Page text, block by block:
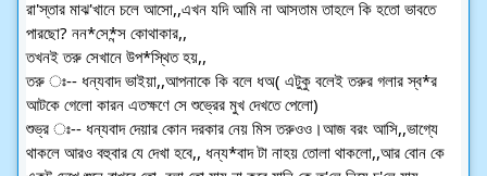
রা'স্তার মাঝ'খানে চলে আসো,,এখন যদি আমি না আসতাম তাহলে কি হতো ভাবতে
পারছো? নন*সে*ন্স কোথাকার,,
তখনই তরু সেখানে উপ*স্থিত হয়,,
তরু ঃ-- ধন্যবাদ ভাইয়া,,আপনাকে কি বলে ধঅ( এটুকু বলেই তরুর গলার স্ব*র
আটকে গেলো কারন এতক্ষণে সে শুভ্রের মুখ দেখতে পেলো)
শুভ্র ঃ-- ধন্যবাদ দেয়ার কোন দরকার নেয় মিস তরুওও।আজ বরং আসি,,ভাগ্যে
থাকলে আরও বহুবার যে দেখা হবে,, ধন্য*বাদ টা নাহয় তোলা থাকলো,,আর বোন কে